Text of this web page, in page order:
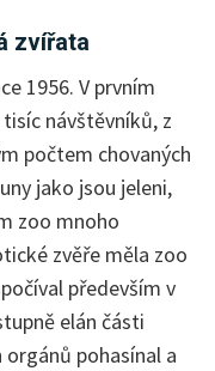
zvířata
1956. V prvním
návštěvníků, z
počtem chovaných
jako jsou jeleni,
zoo mnoho
zvěře měla zoo
především v
elán části
pohasínal a